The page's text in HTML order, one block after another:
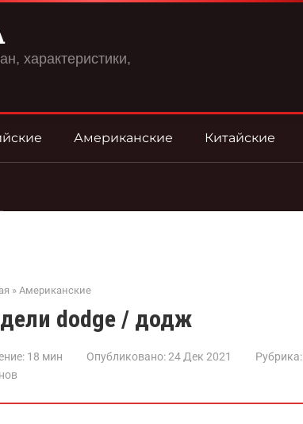
характеристики,
Американские Китайские
» Американские
dodge / додж
18 мин Опубликовано:24 Дек 2021 Рубрика: